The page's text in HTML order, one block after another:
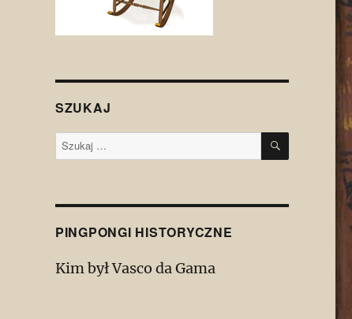
SZUKAJ
Szukaj: SZUKAJ
PINGPONGI HISTORYCZNE
Kim był Vasco da Gama